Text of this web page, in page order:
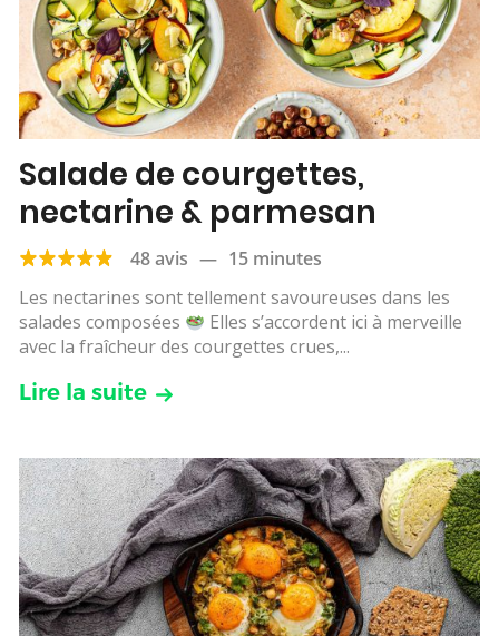
Salade de courgettes,
nectarine & parmesan
48 avis — 15 minutes
Les nectarines sont tellement savoureuses dans les
salades composées
Elles s’accordent ici à merveille
avec la fraîcheur des courgettes crues,...
Lire la suite